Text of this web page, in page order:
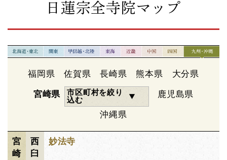
日蓮宗全寺院マップ
福岡県 佐賀県 長崎県 熊本県 大分県
宮崎県
市区町村を絞り
込む
鹿児島県
沖縄県
宮
崎
西
臼
妙法寺